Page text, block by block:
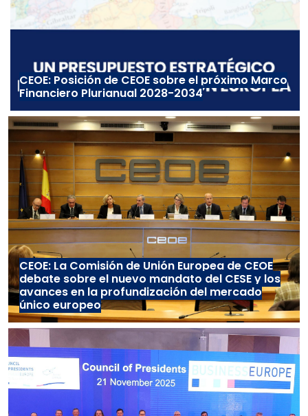
CEOE: Posición de CEOE sobre el próximo Marco
Financiero Plurianual 2028-2034
CEOE: La Comisión de Unión Europea de CEOE
debate sobre el nuevo mandato del CESE y los
avances en la profundización del mercado
único europeo